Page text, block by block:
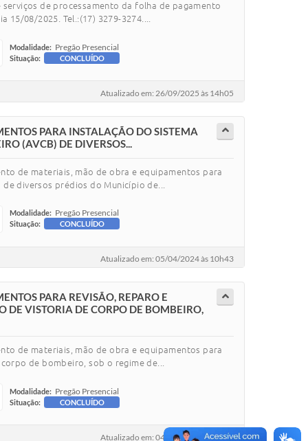
de processamento da folha de pagamento
08/2025. Tel.:(17) 3279-3274....
Modalidade: Pregão Presencial
Situação: CONCLUÍDO
Atualizado em: 26/09/2025 às 14h05
PARA INSTALAÇÃO DO SISTEMA
(AVCB) DE DIVERSOS...
de materiais, mão de obra e equipamentos para
diversos prédios do Município de...
Modalidade: Pregão Presencial
Situação: CONCLUÍDO
Atualizado em: 05/04/2024 às 10h43
PARA REVISÃO, REPARO E
DE VISTORIA DE CORPO DE BOMBEIRO,
de materiais, mão de obra e equipamentos para
de bombeiro, sob o regime de...
Modalidade: Pregão Presencial
Situação: CONCLUÍDO
Atualizado em: 04/04/2024 às 16h58